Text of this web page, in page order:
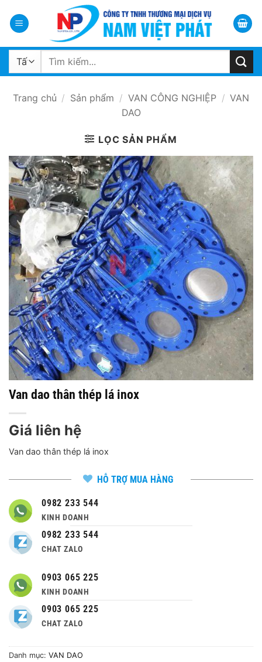
qua
dung
Tìm
Trang chủ / Sản phẩm / VAN CÔNG NGHIỆP / VAN
DAO
LỌC SẢN PHẨM
Van dao thân thép lá inox
Giá liên hệ
Van dao thân thép lá inox
HỖ TRỢ MUA HÀNG
0982 233 544
KINH DOANH
0982 233 544
CHAT ZALO
0903 065 225
KINH DOANH
0903 065 225
CHAT ZALO
Danh mục: VAN DAO